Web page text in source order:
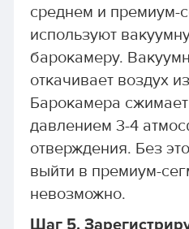
среднем и премиум-
используют
барокамеру.
откачивает воздух
Барокамера
давлением 3-4
отверждения. Без
выйти в премиум-
невозможно.
Шаг 5.